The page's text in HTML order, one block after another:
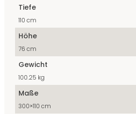
Tiefe
110 cm
Höhe
76 cm
Gewicht
100.25 kg
Maße
300×110 cm